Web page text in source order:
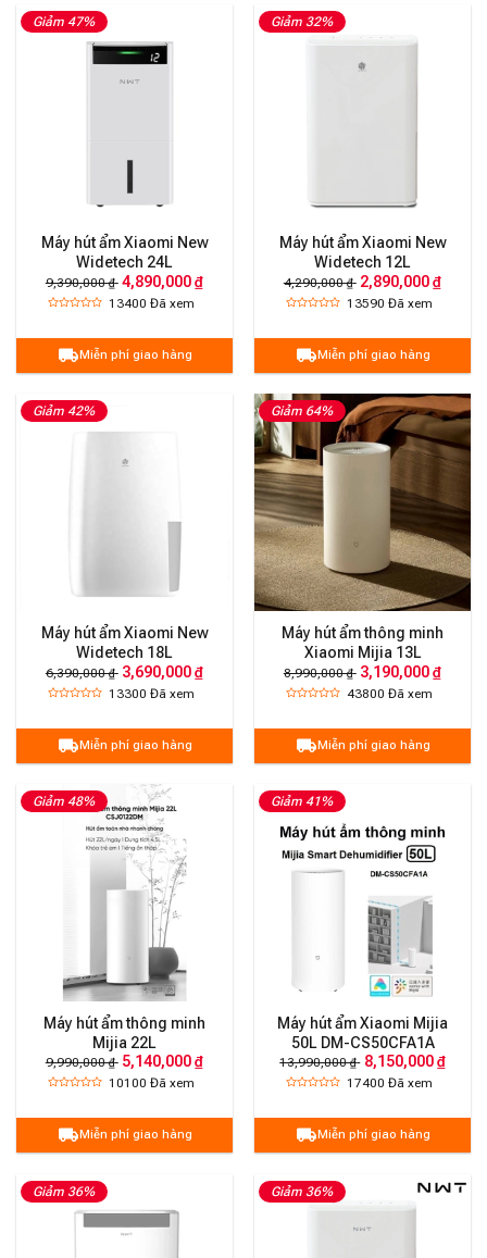
Giảm 47%
Máy hút ẩm Xiaomi New
Widetech 24L
9,390,000 ₫ 4,890,000 ₫
13400Đã xem
Miễn phí giao hàng
Giảm 32%
Máy hút ẩm Xiaomi New
Widetech 12L
4,290,000 ₫ 2,890,000 ₫
13590Đã xem
Miễn phí giao hàng
Giảm 42%
Máy hút ẩm Xiaomi New
Widetech 18L
6,390,000 ₫ 3,690,000 ₫
13300Đã xem
Miễn phí giao hàng
Giảm 64%
Máy hút ẩm thông minh
Xiaomi Mijia 13L
8,990,000 ₫ 3,190,000 ₫
43800Đã xem
Miễn phí giao hàng
Giảm 48%
Máy hút ẩm thông minh
Mijia 22L
9,990,000 ₫ 5,140,000 ₫
10100Đã xem
Miễn phí giao hàng
Giảm 41%
Máy hút ẩm Xiaomi Mijia
50L DM-CS50CFA1A
13,990,000 ₫ 8,150,000 ₫
17400Đã xem
Miễn phí giao hàng
Giảm 36% Giảm 36%